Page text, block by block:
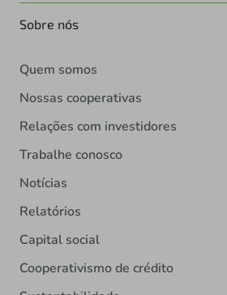
Sobre nós
Quem somos
Nossas cooperativas
Relações com investidores
Trabalhe conosco
Notícias
Relatórios
Capital social
Cooperativismo de crédito